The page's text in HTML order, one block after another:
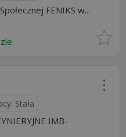
FENIKS w...
Stała
IMB-